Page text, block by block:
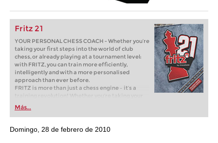
Fritz 21
YOUR PERSONAL CHESS COACH - Whether you’re
taking your first steps into the world of club
chess, or already playing at a tournament level:
with FRITZ, you can train more efficiently,
intelligently and with a more personalised
approach than ever before.
FRITZ is more than just a chess engine – it’s a
training revolution! Whether you’re taking your
first steps into the world of club chess, or already
playing at a tournament level: with FRITZ, you can
train more efficiently, intelligently and with a
more personalised approach than ever before.
Más...
Domingo, 28 de febrero de 2010